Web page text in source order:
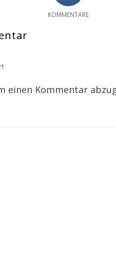
KOMMENTARE
einen Kommentar